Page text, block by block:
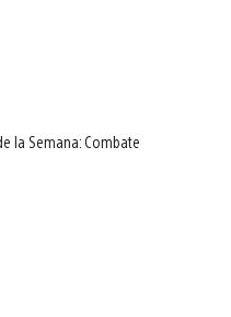
la Semana: Combate